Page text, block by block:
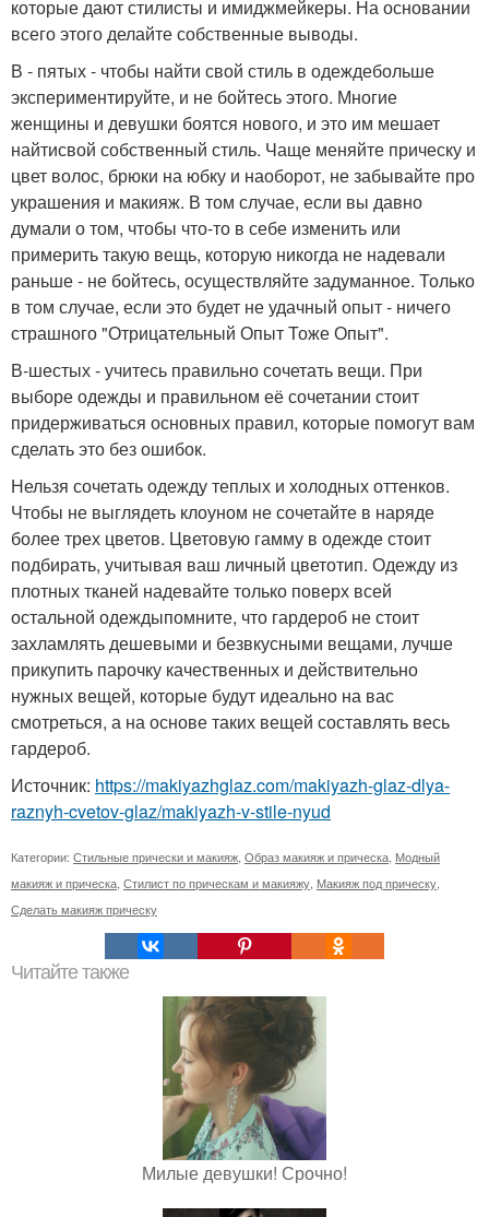
которые дают стилисты и имиджмейкеры. На основании
всего этого делайте собственные выводы.
В - пятых - чтобы найти свой стиль в одеждебольше
экспериментируйте, и не бойтесь этого. Многие
женщины и девушки боятся нового, и это им мешает
найтисвой собственный стиль. Чаще меняйте прическу и
цвет волос, брюки на юбку и наоборот, не забывайте про
украшения и макияж. В том случае, если вы давно
думали о том, чтобы что-то в себе изменить или
примерить такую вещь, которую никогда не надевали
раньше - не бойтесь, осуществляйте задуманное. Только
в том случае, если это будет не удачный опыт - ничего
страшного "Отрицательный Опыт Тоже Опыт".
В-шестых - учитесь правильно сочетать вещи. При
выборе одежды и правильном её сочетании стоит
придерживаться основных правил, которые помогут вам
сделать это без ошибок.
Нельзя сочетать одежду теплых и холодных оттенков.
Чтобы не выглядеть клоуном не сочетайте в наряде
более трех цветов. Цветовую гамму в одежде стоит
подбирать, учитывая ваш личный цветотип. Одежду из
плотных тканей надевайте только поверх всей
остальной одеждыпомните, что гардероб не стоит
захламлять дешевыми и безвкусными вещами, лучше
прикупить парочку качественных и действительно
нужных вещей, которые будут идеально на вас
смотреться, а на основе таких вещей составлять весь
гардероб.
Источник: https://makiyazhglaz.com/makiyazh-glaz-dlya-
raznyh-cvetov-glaz/makiyazh-v-stile-nyud
Категории: Стильные прически и макияж Образ макияж и прическа Модный
макияж и прическа Стилист по прическам и макияжу Макияж под прическу
Сделать макияж прическу
Читайте также
Милые девушки! Срочно!